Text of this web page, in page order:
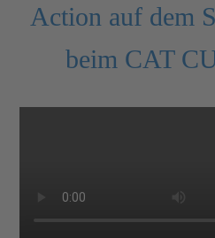
Action auf dem
beim CAT